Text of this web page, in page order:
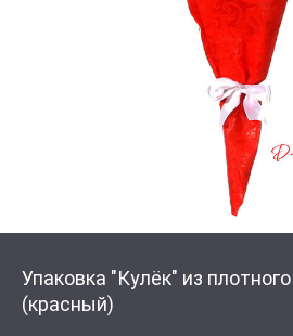
Упаковка "Кулёк" из
(красный)